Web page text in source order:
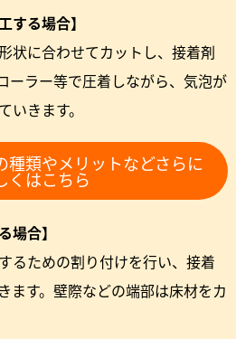
する場合】
状に合わせてカットし、接着剤
ーラー等で圧着しながら、気泡が
いきます。
種類やメリットなどさらに
くはこちら
場合】
るための割り付けを行い、接着
ます。壁際などの端部は床材をカ